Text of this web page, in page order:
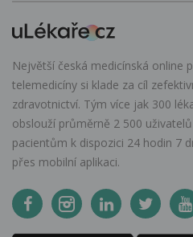
Největší česká medicínská online
telemedicíny si klade za cíl
zdravotnictví. Tým více jak 300
obslouží průměrně 2 500
pacientům k dispozici 24 hodin 7
přes mobilní aplikaci.